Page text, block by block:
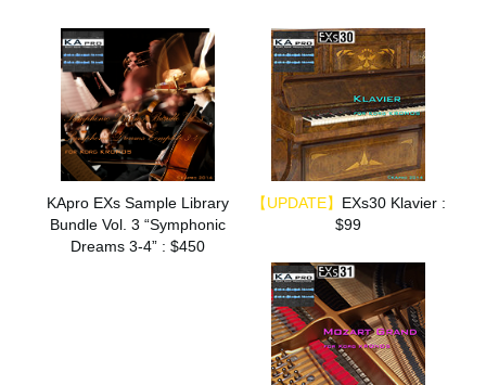
KApro EXs Sample Library
Bundle Vol. 3 “Symphonic
Dreams 3-4” : $450
【UPDATE】 EXs30 Klavier :
$99